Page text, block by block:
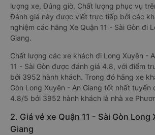
lượng xe, Đúng giờ, Chất lượng phục vụ
Đánh giá này được viết trực tiếp bởi các
nghiệm các hãng Xe Quận 11 - Sài Gòn đi
Giang.
Chất lượng các xe khách đi Long Xuyên -
11 - Sài Gòn được đánh giá 4.8, với điểm
bởi 3952 hành khách. Trong đó hãng xe
Gòn Long Xuyên - An Giang tốt nhất tuyến
4.8/5 bởi 3952 hành khách là nhà xe
2. Giá vé xe Quận 11 - Sài Gòn Long
Giang